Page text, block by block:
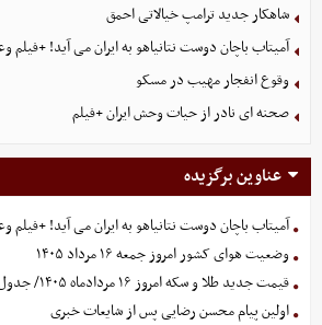
شاهکار جدید ترامپ خیالاتی احمق
آمیتاب باچان دوست نتانیاهو به ایران می آید! +فیلم
وقوع انفجار مهیب در مسکو
صحنه ای نادر از حیات وحش ایران +فیلم
عناوین برگزیده
آمیتاب باچان دوست نتانیاهو به ایران می آید!
وضعیت هوای کشور امروز جمعه ۱۶ مرداد ۱۴۰۵
قیمت جدید طلا و سکه امروز ۱۶ مردادماه ۱۴۰۵/ جدول
اولین پیام محسن رضایی پس از شایعات خبری